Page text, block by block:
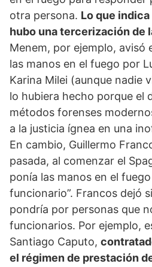
otra persona. Lo que
hubo una tercerización de
Menem, por ejemplo, avisó
las manos en el fuego por
Karina Milei (aunque nadie
lo hubiera hecho porque el
métodos forenses
a la justicia ígnea en una
En cambio, Guillermo
pasada, al comenzar el
ponía las manos en el
funcionario”. Francos dejó
pondría por personas que
funcionarios. Por ejemplo,
Santiago Caputo,
el régimen de prestación